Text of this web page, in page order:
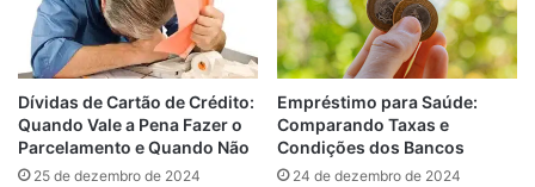
Dívidas de Cartão de Crédito:
Quando Vale a Pena Fazer o
Parcelamento e Quando Não
25 de dezembro de 2024
Empréstimo para Saúde:
Comparando Taxas e
Condições dos Bancos
24 de dezembro de 2024